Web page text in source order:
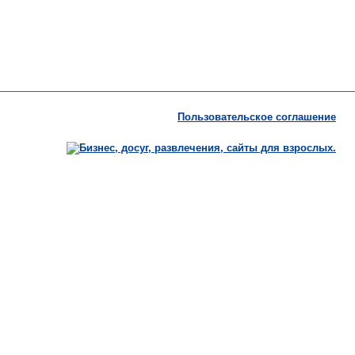
Пользовательское соглашение